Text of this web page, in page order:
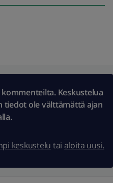
Keskustelua
tiedot ole välttämättä ajan
keskustelu tai aloita uusi.